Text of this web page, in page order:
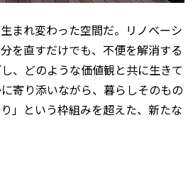
まれ変わった空間だ。リノベーシ
を直すだけでも、不便を解消する
、どのような価値観と共に生きて
寄り添いながら、暮らしそのもの
」という枠組みを超えた、新たな